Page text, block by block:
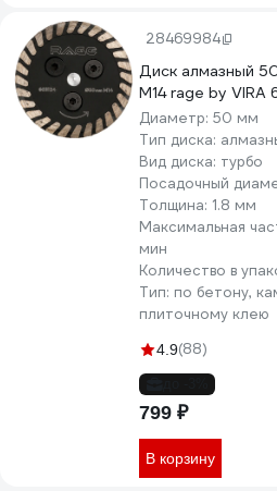
28469984
Диск алмазный
М14 rage by VIRA
Диаметр: 50 мм
Тип диска:
Вид диска: турбо
Посадочный
Толщина: 1.8 мм
Максимальная
мин
Количество в
Тип: по бетону,
плиточному клею
4.9(88)
799 ₽
В корзину